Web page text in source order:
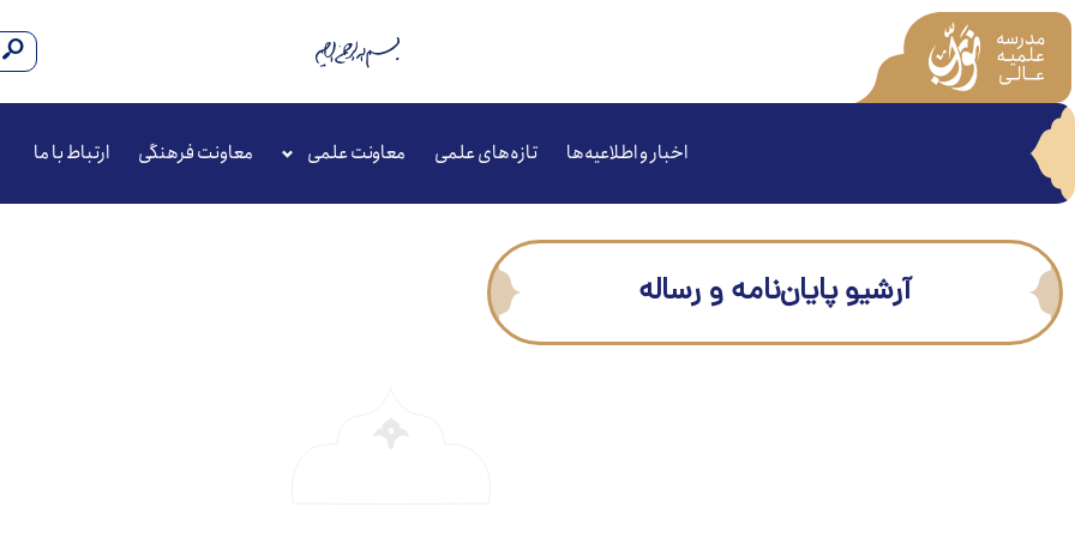
اخبار و اطلاعیه‌ها تازه‌های علمی معاونت علمی معاونت فرهنگی ارتباط با ما
آرشیو پایان‌نامه و رساله